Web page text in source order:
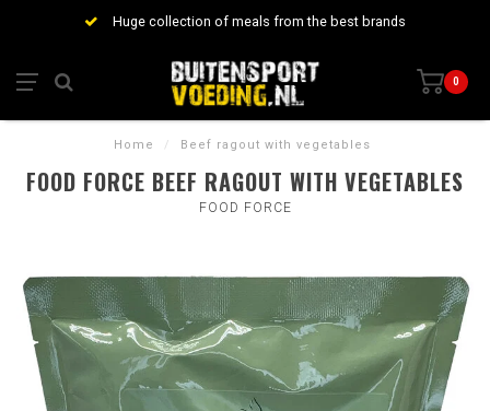
Huge collection of meals from the best brands
0
Home / Beef ragout with vegetables
FOOD FORCE BEEF RAGOUT WITH VEGETABLES
FOOD FORCE